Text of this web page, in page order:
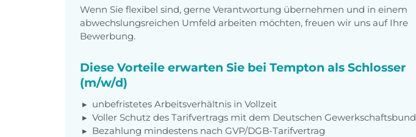
Wenn Sie flexibel sind, gerne Verantwortung übernehmen und in einem
abwechslungsreichen Umfeld arbeiten möchten, freuen wir uns auf Ihre
Bewerbung.
Diese Vorteile erwarten Sie bei Tempton als Schlosser
(m/w/d)
unbefristetes Arbeitsverhältnis in Vollzeit
Voller Schutz des Tarifvertrags mit dem Deutschen Gewerkschaftsbund
Bezahlung mindestens nach GVP/DGB-Tarifvertrag